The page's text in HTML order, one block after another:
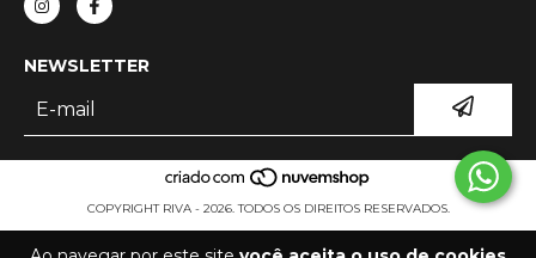
NEWSLETTER
COPYRIGHT RIVA - 2026. TODOS OS DIREITOS RESERVADOS.